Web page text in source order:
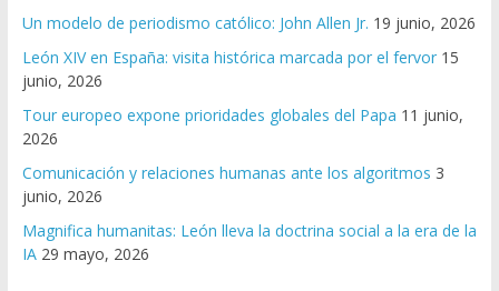
Un modelo de periodismo católico: John Allen Jr. 19 junio, 2026
León XIV en España: visita histórica marcada por el fervor 15
junio, 2026
Tour europeo expone prioridades globales del Papa 11 junio,
2026
Comunicación y relaciones humanas ante los algoritmos 3
junio, 2026
Magnifica humanitas: León lleva la doctrina social a la era de la
IA 29 mayo, 2026